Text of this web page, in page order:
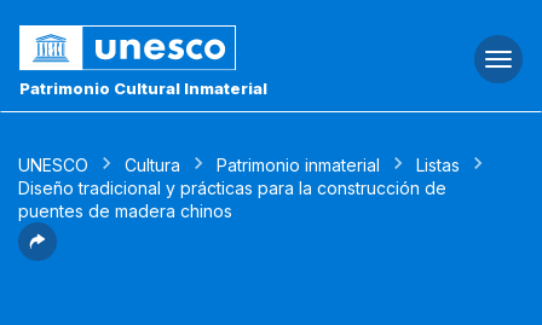
Patrimonio Cultural Inmaterial
UNESCO Cultura Patrimonio inmaterial
Listas
Diseño tradicional y prácticas para la construcción de
puentes de madera chinos